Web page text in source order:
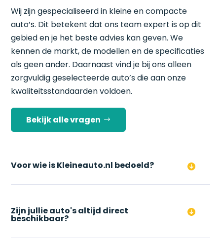
Wij zijn gespecialiseerd in kleine en compacte
auto’s. Dit betekent dat ons team expert is op dit
gebied en je het beste advies kan geven. We
kennen de markt, de modellen en de specificaties
als geen ander. Daarnaast vind je bij ons alleen
zorgvuldig geselecteerde auto’s die aan onze
kwaliteitsstandaarden voldoen.
Bekijk alle vragen
Voor wie is Kleineauto.nl bedoeld?
Zijn jullie auto's altijd direct
beschikbaar?